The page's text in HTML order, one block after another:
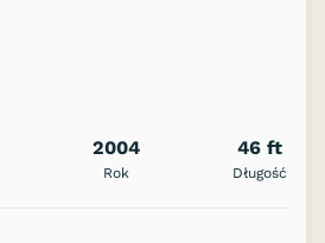
2004
Rok
46 ft
Długość